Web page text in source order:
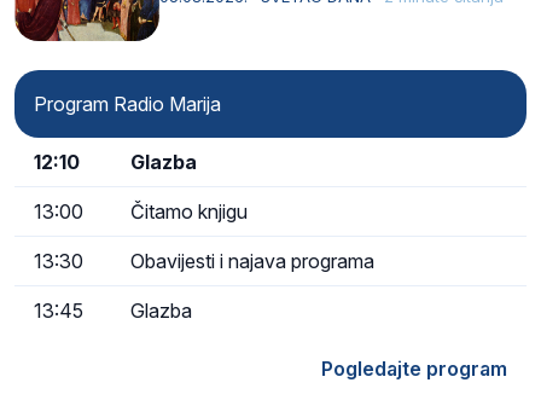
Program Radio Marija
12:10 Glazba
13:00 Čitamo knjigu
13:30 Obavijesti i najava programa
13:45 Glazba
Pogledajte program